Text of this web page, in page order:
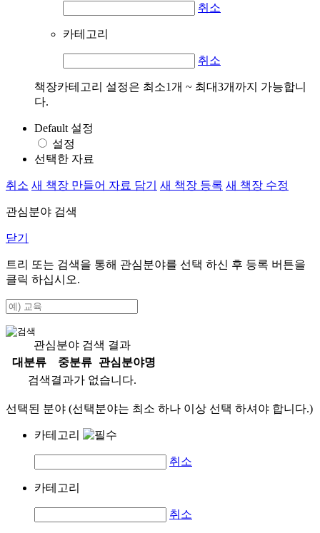
취소
카테고리
취소
책장카테고리 설정은 최소1개 ~ 최대3개까지 가능합니
다.
Default 설정
설정
선택한 자료
취소 새 책장 만들어 자료 담기 새 책장 등록 새 책장 수정
관심분야 검색
닫기
트리 또는 검색을 통해 관심분야를 선택 하신 후 등록 버튼을
클릭 하십시오.
관심분야 검색 결과
대분류
중분류
관심분야명
검색결과가 없습니다.
선택된 분야 (선택분야는 최소 하나 이상 선택 하셔야 합니다.)
카테고리
취소
카테고리
취소